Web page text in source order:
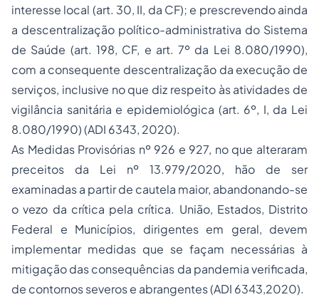
interesse local (art. 30, II, da CF); e prescrevendo ainda
a descentralização político-administrativa do Sistema
de Saúde (art. 198, CF, e art. 7º da Lei 8.080/1990),
com a consequente descentralização da execução de
serviços, inclusive no que diz respeito às atividades de
vigilância sanitária e epidemiológica (art. 6º, I, da Lei
8.080/1990) (ADI 6343, 2020).
As Medidas Provisórias nº 926 e 927, no que alteraram
preceitos da Lei nº 13.979/2020, hão de ser
examinadas a partir de cautela maior, abandonando-se
o vezo da crítica pela crítica. União, Estados, Distrito
Federal e Municípios, dirigentes em geral, devem
implementar medidas que se façam necessárias à
mitigação das consequências da pandemia verificada,
de contornos severos e abrangentes (ADI 6343,2020).